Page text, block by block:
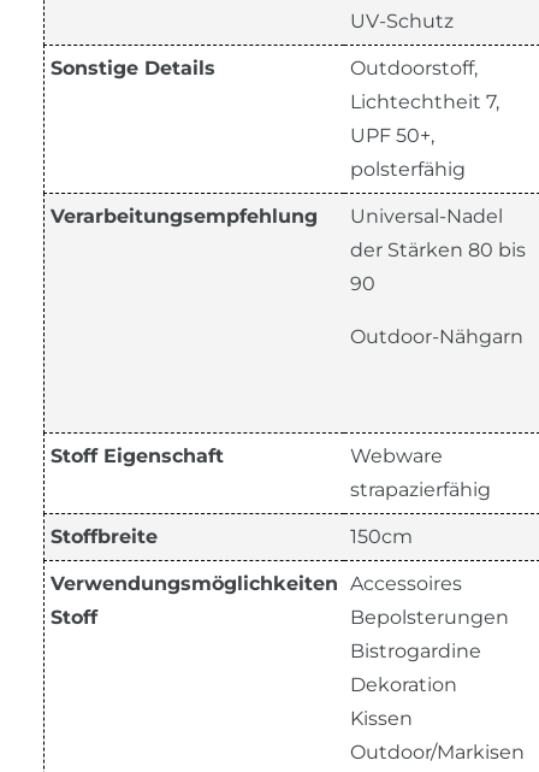
UV-Schutz
Sonstige Details
Outdoorstoff,
Lichtechtheit 7,
UPF 50+,
polsterfähig
Verarbeitungsempfehlung
Universal-Nadel
der Stärken 80 bis
90
Outdoor-Nähgarn
Stoff Eigenschaft
Webware
strapazierfähig
Stoffbreite 150cm
Verwendungsmöglichkeiten
Stoff
Accessoires
Bepolsterungen
Bistrogardine
Dekoration
Kissen
Outdoor/Markisen